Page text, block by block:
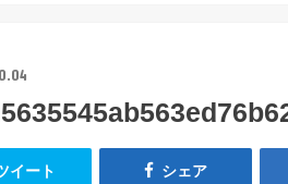
イート シェア